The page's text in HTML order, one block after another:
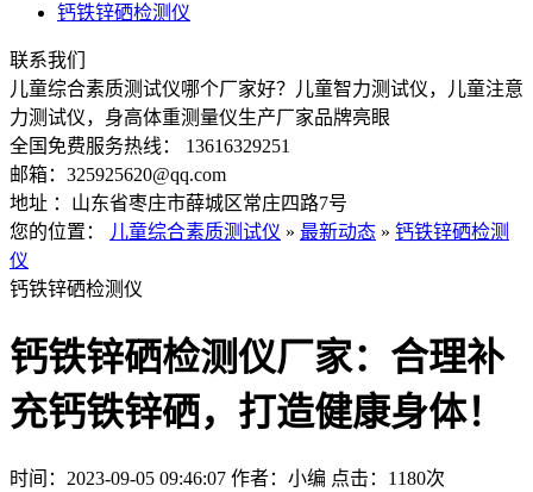
钙铁锌硒检测仪
联系我们
儿童综合素质测试仪哪个厂家好？儿童智力测试仪，儿童注意
力测试仪，身高体重测量仪生产厂家品牌亮眼
全国免费服务热线： 13616329251
邮箱：325925620@qq.com
地址 ：山东省枣庄市薛城区常庄四路7号
您的位置：
儿童综合素质测试仪 » 最新动态 » 钙铁锌硒检测
仪
钙铁锌硒检测仪
钙铁锌硒检测仪厂家：合理补
充钙铁锌硒，打造健康身体！
时间：2023-09-05 09:46:07 作者：小编 点击： 1180次